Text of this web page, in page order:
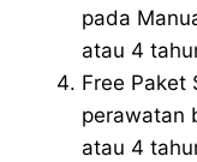
pada
atau 4
Free Paket
perawatan
atau 4